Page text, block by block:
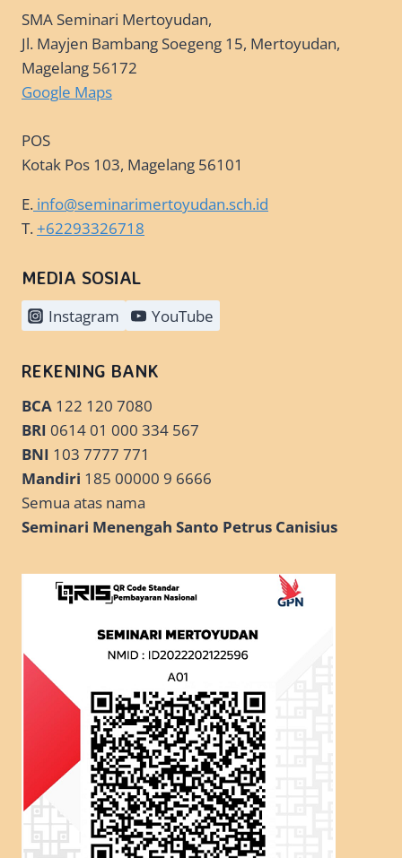
SMA Seminari Mertoyudan,
Jl. Mayjen Bambang Soegeng 15, Mertoyudan,
Magelang 56172
Google Maps
POS
Kotak Pos 103, Magelang 56101
E. info@seminarimertoyudan.sch.id
T.+62293326718
MEDIA SOSIAL
Instagram YouTube
REKENING BANK
BCA 122 120 7080
BRI 0614 01 000 334 567
BNI 103 7777 771
Mandiri 185 00000 9 6666
Semua atas nama
Seminari Menengah Santo Petrus Canisius